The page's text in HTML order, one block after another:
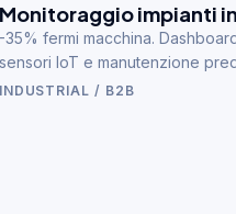
Monitoraggio impianti
-35% fermi macchina.
sensori IoT e manutenzione
INDUSTRIAL / B2B